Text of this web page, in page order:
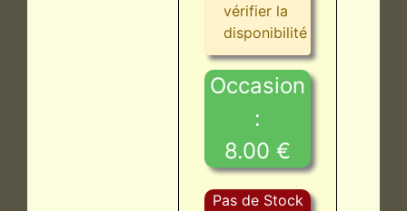
vérifier la
disponibilité
Occasion
:
8.00 €
Pas de Stock